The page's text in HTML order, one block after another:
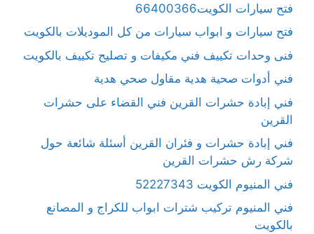
فتح سيارات الكويت66400366
فتح سيارات و ابواب سيارات من كل الموديلات بالكويت
فنى وحدات تكييف فني مكيفات و تصليح تكييف بالكويت
فني أدوات صحية هدية مقاول صحي هدية
فني إبادة حشرات القرين فني القضاء على حشرات
القرين
فني إبادة حشرات و فئران القرين أسئلة شائعة حول
شركة رش حشرات القرين
فني المنيوم الكويت 52227343
فني المنيوم تركيب شترات ابواب للكراج و المصانع
بالكويت